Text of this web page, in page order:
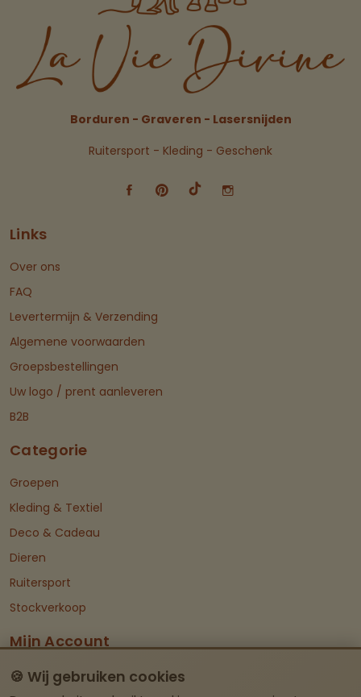
Borduren - Graveren - Lasersnijden
Ruitersport - Kleding - Geschenk
Links
Over ons
FAQ
Levertermijn & Verzending
Algemene voorwaarden
Groepsbestellingen
Uw logo / prent aanleveren
B2B
Categorie
Groepen
Kleding & Textiel
Deco & Cadeau
Dieren
Ruitersport
Stockverkoop
Mijn Account
Dashboard
🍪 Wij gebruiken cookies